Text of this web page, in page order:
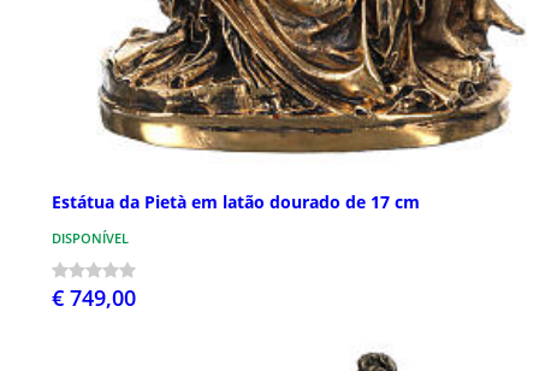
Estátua da Pietà em latão dourado de 17 cm
DISPONÍVEL
€ 749,00